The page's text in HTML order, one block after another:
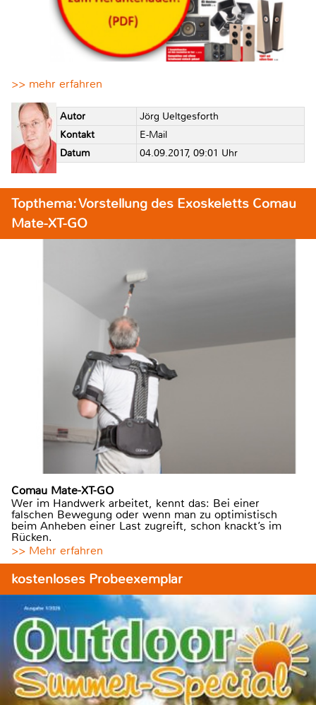
>> mehr erfahren
Autor
Jörg Ueltgesforth
Kontakt
E-Mail
Datum
04.09.2017, 09:01 Uhr
Topthema: Vorstellung des Exoskeletts Comau
Mate-XT-GO
Comau Mate-XT-GO
Wer im Handwerk arbeitet, kennt das: Bei einer
falschen Bewegung oder wenn man zu optimistisch
beim Anheben einer Last zugreift, schon knackt’s im
Rücken.
>> Mehr erfahren
kostenloses Probeexemplar